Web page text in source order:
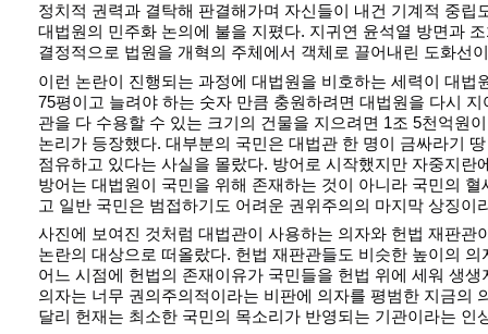
정치적 권력과 결탁해 판결해가며 자신들이 내건 기계적 중립
대법원의 민주화 논의에 불을 지폈다. 지귀연 윤석열 방면과
결정적으로 법원을 개혁의 주체에서 객체로 끌어내린 도화선
이런 논란이 진행되는 과정에 대법원을 비호하는 세력이 대법
75평이고 늘려야 하는 숫자 만큼 충원하려면 대법원을 다시
관을 다 수용할 수 있는 크기의 건물을 지으려면 1조 5천억원
논리가 등장했다. 대부분의 국민은 대법관 한 명이 금싸라기
점유하고 있다는 사실을 몰랐다. 방어로 시작했지만 자중지란
방어는 대법원이 국민을 위해 존재하는 것이 아니라 국민의
고 일반 국민은 범접하기도 어려운 권위주의의 마지막 상징이
사진에 보여진 것처럼 대법관이 사용하는 의자와 헌법 재판관
논란의 대상으로 떠올랐다. 헌법 재판관들도 비슷한 높이의
어느 시점에 헌법의 존재이유가 국민들을 헌법 위에 세워 생
의자는 너무 권의주의적이라는 비판에 의자를 평범한 지금의
달리 헌재는 최소한 국민의 목소리가 반영되는 기관이라는 인